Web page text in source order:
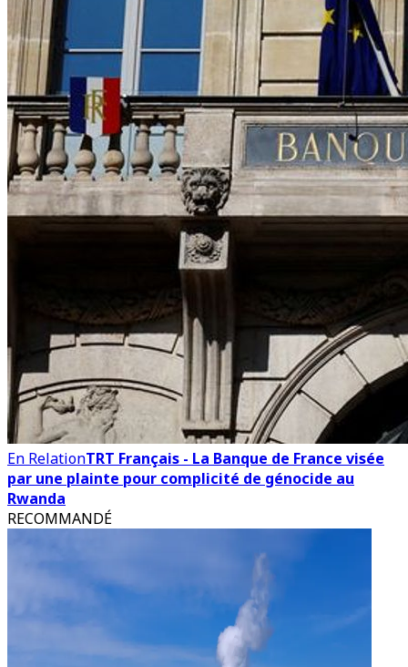
En RelationTRT Français - La Banque de France visée
par une plainte pour complicité de génocide au
Rwanda
RECOMMANDÉ